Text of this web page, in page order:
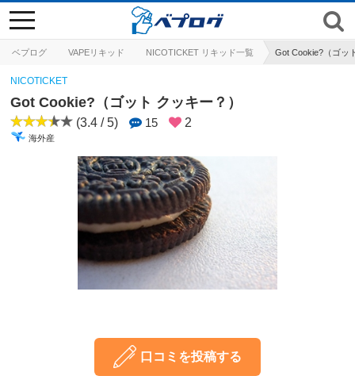
ベプログ VAPEリキッド NICOTICKET リキッド一覧 Got Cookie?（ゴッ
toggle
navigation
NICOTICKET
Got Cookie?（ゴット クッキー？）
(3.4 / 5) 15 2
海外産
口コミを投稿する